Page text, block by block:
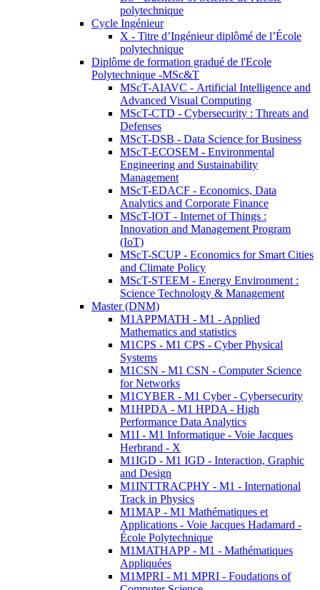
polytechnique
Cycle Ingénieur
X - Titre d’Ingénieur diplômé de l’École
polytechnique
Diplôme de formation gradué de l'Ecole
Polytechnique -MSc&T
MScT-AIAVC - Artificial Intelligence and
Advanced Visual Computing
MScT-CTD - Cybersecurity : Threats and
Defenses
MScT-DSB - Data Science for Business
MScT-ECOSEM - Environmental
Engineering and Sustainability
Management
MScT-EDACF - Economics, Data
Analytics and Corporate Finance
MScT-IOT - Internet of Things :
Innovation and Management Program
(IoT)
MScT-SCUP - Economics for Smart Cities
and Climate Policy
MScT-STEEM - Energy Environment :
Science Technology & Management
Master (DNM)
M1APPMATH - M1 - Applied
Mathematics and statistics
M1CPS - M1 CPS - Cyber Physical
Systems
M1CSN - M1 CSN - Computer Science
for Networks
M1CYBER - M1 Cyber - Cybersecurity
M1HPDA - M1 HPDA - High
Performance Data Analytics
M1I - M1 Informatique - Voie Jacques
Herbrand - X
M1IGD - M1 IGD - Interaction, Graphic
and Design
M1INTTRACPHY - M1 - International
Track in Physics
M1MAP - M1 Mathématiques et
Applications - Voie Jacques Hadamard -
École Polytechnique
M1MATHAPP - M1 - Mathématiques
Appliquées
M1MPRI - M1 MPRI - Foudations of